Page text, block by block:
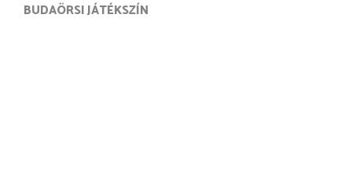
BUDAÖRSI JÁTÉKSZÍN